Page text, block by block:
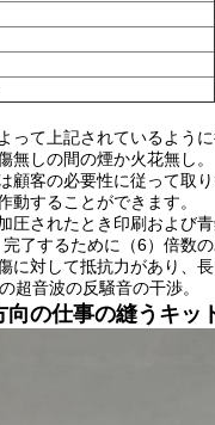
って上記されているように
無しの間の煙か火花無し。
顧客の必要性に従って取
動することができます。
圧されたとき印刷および
了するために（6）倍数
に対して抵抗力があり、
超音波の反騒音の干渉。
の仕事の縫うキッ